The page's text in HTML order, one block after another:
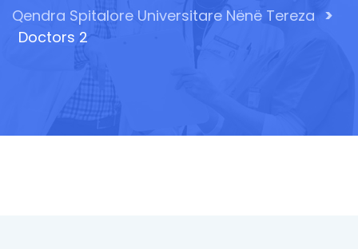
Qendra Spitalore Universitare Nënë Tereza >
Doctors 2